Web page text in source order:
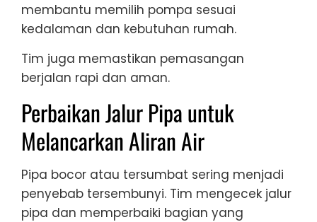
membantu memilih pompa sesuai
kedalaman dan kebutuhan rumah.
Tim juga memastikan pemasangan
berjalan rapi dan aman.
Perbaikan Jalur Pipa untuk
Melancarkan Aliran Air
Pipa bocor atau tersumbat sering menjadi
penyebab tersembunyi. Tim mengecek jalur
pipa dan memperbaiki bagian yang